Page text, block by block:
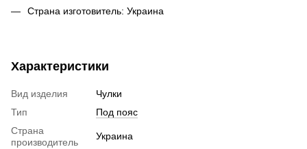
Страна изготовитель: Украина
Характеристики
Вид изделия
Чулки
Тип
Под пояс
Страна
производитель
Украина